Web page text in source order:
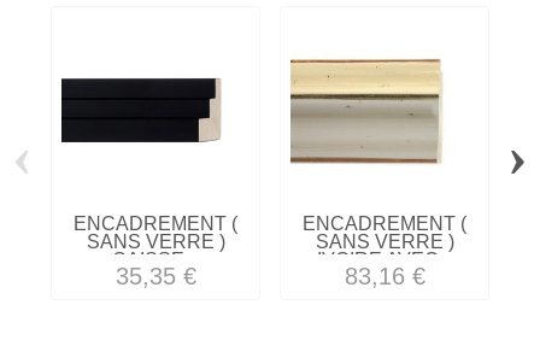
ENCADREMENT (
SANS VERRE )
CAISSE...
35,35 €
ENCADREMENT (
SANS VERRE )
IVOIRE AVEC...
83,16 €
‹ ›